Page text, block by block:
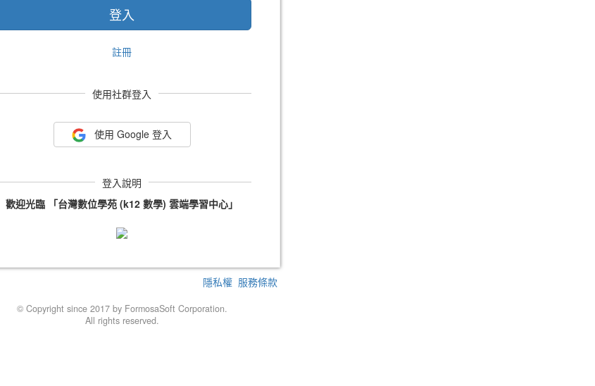
登入
註冊
使用社群登入
使用 Google 登入
登入說明
歡迎光臨 「台灣數位學苑 (k12 數學) 雲端學習中心」
隱私權 服務條款
© Copyright since 2017 by FormosaSoft Corporation.
All rights reserved.